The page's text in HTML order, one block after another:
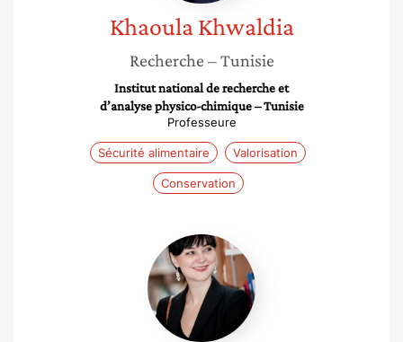
Khaoula Khwaldia
Recherche – Tunisie
Institut national de recherche et
d’analyse physico-chimique – Tunisie
Professeure
Sécurité alimentaire Valorisation
Conservation
Florence
Alibert